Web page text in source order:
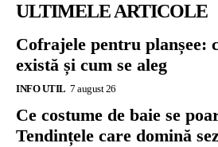
ULTIMELE ARTICOLE
Cofrajele pentru planșee:
există și cum se aleg
INFO UTIL 7 august 26
Ce costume de baie se
Tendințele care domină